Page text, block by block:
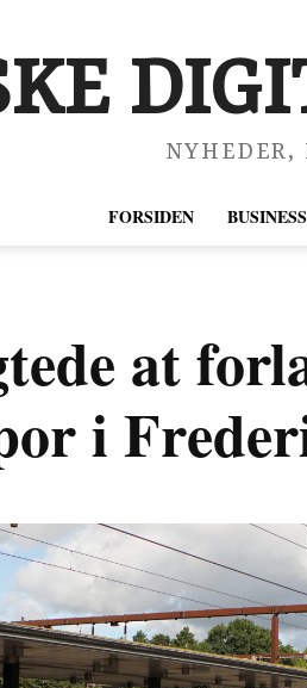
NYHEDER,
FORSIDEN BUSINESS
at
i